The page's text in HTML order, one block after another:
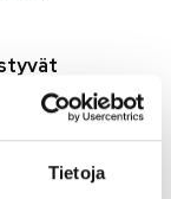
Tietoja